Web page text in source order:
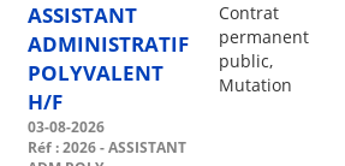
ASSISTANT
ADMINISTRATIF
POLYVALENT
H/F
03-08-2026
Réf : 2026 - ASSISTANT
Contrat
permanent
public,
Mutation